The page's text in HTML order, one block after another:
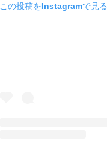
この投稿をInstagramで見る